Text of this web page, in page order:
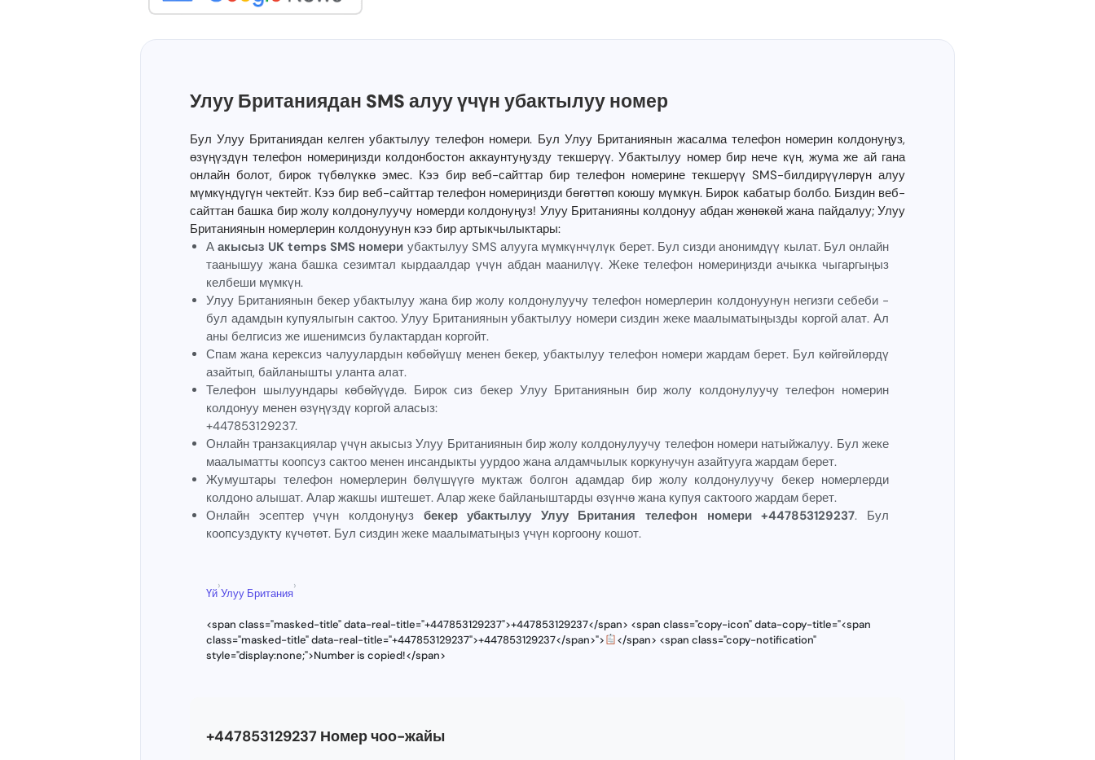
Улуу Британиядан SMS алуу үчүн убактылуу номер
Бул Улуу Британиядан келген убактылуу телефон номери. Бул Улуу Британиянын жасалма телефон номерин колдонуңуз,
өзүңүздүн телефон номериңизди колдонбостон аккаунтуңузду текшерүү. Убактылуу номер бир нече күн, жума же ай гана
онлайн болот, бирок түбөлүккө эмес. Кээ бир веб-сайттар бир телефон номерине текшерүү SMS-билдирүүлөрүн алуу
мүмкүндүгүн чектейт. Кээ бир веб-сайттар телефон номериңизди бөгөттөп коюшу мүмкүн. Бирок кабатыр болбо. Биздин веб-
сайттан башка бир жолу колдонулуучу номерди колдонуңуз! Улуу Британияны колдонуу абдан жөнөкөй жана пайдалуу; Улуу
Британиянын номерлерин колдонуунун кээ бир артыкчылыктары:
Аакысыз UK temps SMS номери убактылуу SMS алууга мүмкүнчүлүк берет. Бул сизди анонимдүү кылат. Бул онлайн
таанышуу жана башка сезимтал кырдаалдар үчүн абдан маанилүү. Жеке телефон номериңизди ачыкка чыгаргыңыз
келбеши мүмкүн.
Улуу Британиянын бекер убактылуу жана бир жолу колдонулуучу телефон номерлерин колдонуунун негизги себеби -
бул адамдын купуялыгын сактоо. Улуу Британиянын убактылуу номери сиздин жеке маалыматыңызды коргой алат. Ал
аны белгисиз же ишенимсиз булактардан коргойт.
Спам жана керексиз чалуулардын көбөйүшү менен бекер, убактылуу телефон номери жардам берет. Бул көйгөйлөрдү
азайтып, байланышты уланта алат.
Телефон шылуундары көбөйүүдө. Бирок сиз бекер Улуу Британиянын бир жолу колдонулуучу телефон номерин
колдонуу менен өзүңүздү коргой аласыз:
+447853129237.
Онлайн транзакциялар үчүн акысыз Улуу Британиянын бир жолу колдонулуучу телефон номери натыйжалуу. Бул жеке
маалыматты коопсуз сактоо менен инсандыкты уурдоо жана алдамчылык коркунучун азайтууга жардам берет.
Жумуштары телефон номерлерин бөлүшүүгө муктаж болгон адамдар бир жолу колдонулуучу бекер номерлерди
колдоно алышат. Алар жакшы иштешет. Алар жеке байланыштарды өзүнчө жана купуя сактоого жардам берет.
Онлайн эсептер үчүн колдонуңуз бекер убактылуу Улуу Британия телефон номери +447853129237. Бул
коопсуздукту күчөтөт. Бул сиздин жеке маалыматыңыз үчүн коргоону кошот.
Үй
›
Улуу Британия
›
<span class="masked-title" data-real-title="+447853129237">+447853129237</span> <span class="copy-icon" data-copy-title="<span
class="masked-title" data-real-title="+447853129237">+447853129237</span>">
</span> <span class="copy-notification"
style="display:none;">Number is copied!</span>
+447853129237 Номер чоо-жайы